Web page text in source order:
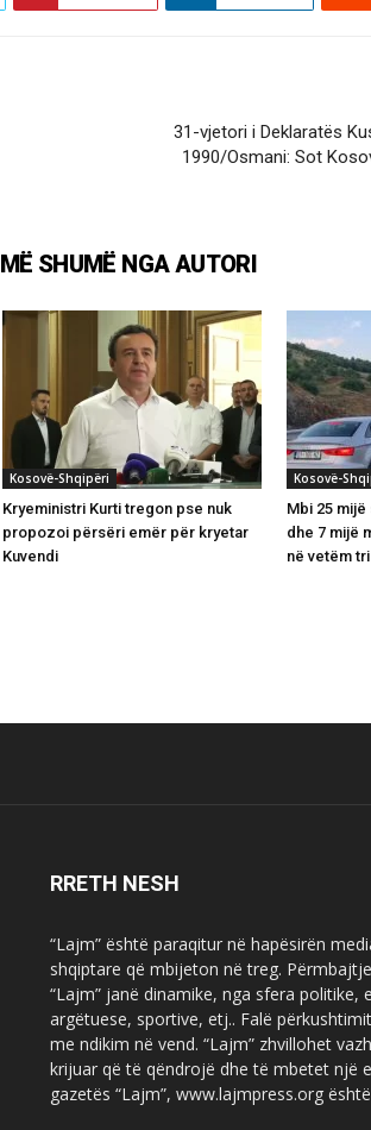
31-vjetori i Deklaratës
1990/Osmani: Sot
MË SHUMË NGA AUTORI
Kosovë-Shqipëri
Kryeministri Kurti tregon pse nuk
propozoi përsëri emër për kryetar
Kuvendi
Kosovë-
Mbi 25
dhe 7 mijë
në vetëm
RRETH NESH
“Lajm” është paraqitur në hapësirën
shqiptare që mbijeton në treg.
“Lajm” janë dinamike, nga sfera
argëtuese, sportive, etj.. Falë
me ndikim në vend. “Lajm” zhvillohet
krijuar që të qëndrojë dhe të mbetet një
gazetës “Lajm”, www.lajmpress.org